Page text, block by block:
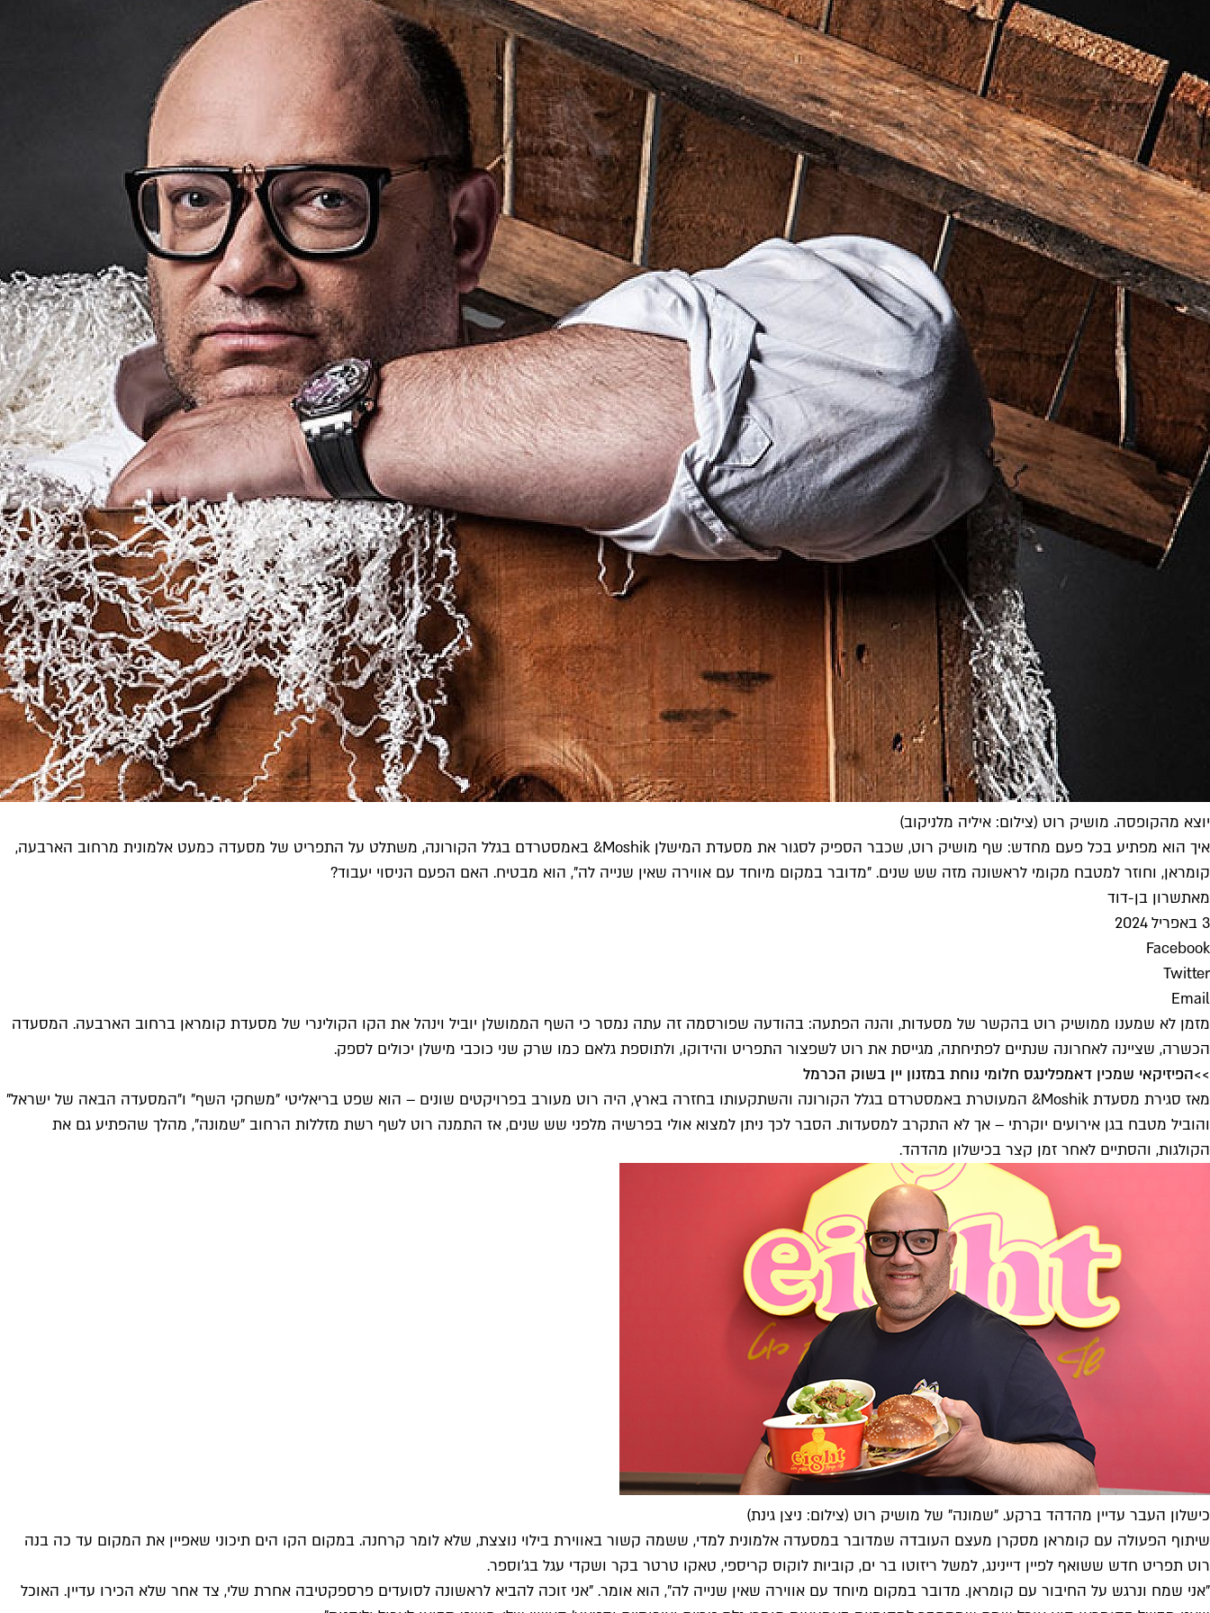
יוצא מהקופסה. מושיק רוט (צילום: איליה מלניקוב)
איך הוא מפתיע בכל פעם מחדש: שף מושיק רוט, שכבר הספיק לסגור את מסעדת המישלן Moshik& באמסטרדם בגלל הקורונה, משתלט על התפריט של מסעדה כמעט אלמונית מרחוב הארבעה,
קומראן, וחוזר למטבח מקומי לראשונה מזה שש שנים. "מדובר במקום מיוחד עם אווירה שאין שנייה לה", הוא מבטיח. האם הפעם הניסוי יעבוד?
מאתשרון בן-דוד
3 באפריל 2024
Facebook
Twitter
Email
מזמן לא שמענו ממושיק רוט בהקשר של מסעדות, והנה הפתעה: בהודעה שפורסמה זה עתה נמסר כי השף הממושלן יוביל וינהל את הקו הקולינרי של מסעדת קומראן ברחוב הארבעה. המסעדה
הכשרה, שציינה לאחרונה שנתיים לפתיחתה, מגייסת את רוט לשפצור התפריט והידוקו, ולתוספת גלאם כמו שרק שני כוכבי מישלן יכולים לספק.
>>הפיזיקאי שמכין דאמפלינגס חלומי נוחת במזנון יין בשוק הכרמל
מאז סגירת מסעדת Moshik& המעוטרת באמסטרדם בגלל הקורונה והשתקעותו בחזרה בארץ, היה רוט מעורב בפרויקטים שונים – הוא שפט בריאליטי "משחקי השף" ו"המסעדה הבאה של ישראל"
והוביל מטבח בגן אירועים יוקרתי – אך לא התקרב למסעדות. הסבר לכך ניתן למצוא אולי בפרשיה מלפני שש שנים, אז התמנה רוט לשף רשת מזללות הרחוב "שמונה", מהלך שהפתיע גם את
הקולגות, והסתיים לאחר זמן קצר בכישלון מהדהד.
כישלון העבר עדיין מהדהד ברקע. "שמונה" של מושיק רוט (צילום: ניצן גינת)
שיתוף הפעולה עם קומראן מסקרן מעצם העובדה שמדובר במסעדה אלמונית למדי, ששמה קשור באווירת בילוי נוצצת, שלא לומר קרחנה. במקום הקו הים תיכוני שאפיין את המקום עד כה בנה
רוט תפריט חדש ששואף לפיין דיינינג, למשל ריזוטו בר ים, קוביות לוקוס קריספי, טאקו טרטר בקר ושקדי עגל בג'וספר.
"אני שמח ונרגש על החיבור עם קומראן. מדובר במקום מיוחד עם אווירה שאין שנייה לה", הוא אומר. "אני זוכה להביא לראשונה לסועדים פרספקטיבה אחרת שלי, צד אחר שלא הכירו עדיין. האוכל